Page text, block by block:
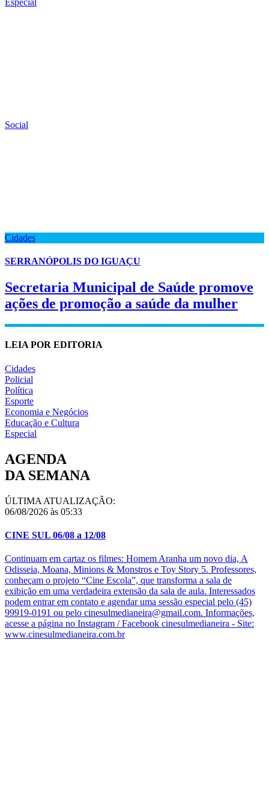
Social
Cidades
SERRANÓPOLIS DO IGUAÇU
Secretaria Municipal de Saúde promove
ações de promoção a saúde da mulher
LEIA POR EDITORIA
Cidades
Policial
Política
Esporte
Economia e Negócios
Educação e Cultura
Especial
AGENDA
DA SEMANA
ÚLTIMA ATUALIZAÇÃO:
06/08/2026 às 05:33
CINE SUL 06/08 a 12/08
Continuam em cartaz os filmes: Homem Aranha um novo dia, A
Odisseia, Moana, Minions & Monstros e Toy Story 5. Professores,
conheçam o projeto “Cine Escola”, que transforma a sala de
exibição em uma verdadeira extensão da sala de aula. Interessados
podem entrar em contato e agendar uma sessão especial pelo (45)
99919-0191 ou pelo cinesulmedianeira@gmail.com. Informações,
acesse a página no Instagram / Facebook cinesulmedianeira - Site:
www.cinesulmedianeira.com.br